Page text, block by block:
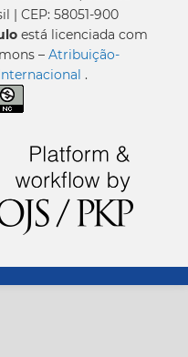
| CEP: 58051-900
está licenciada com
– Atribuição-
.